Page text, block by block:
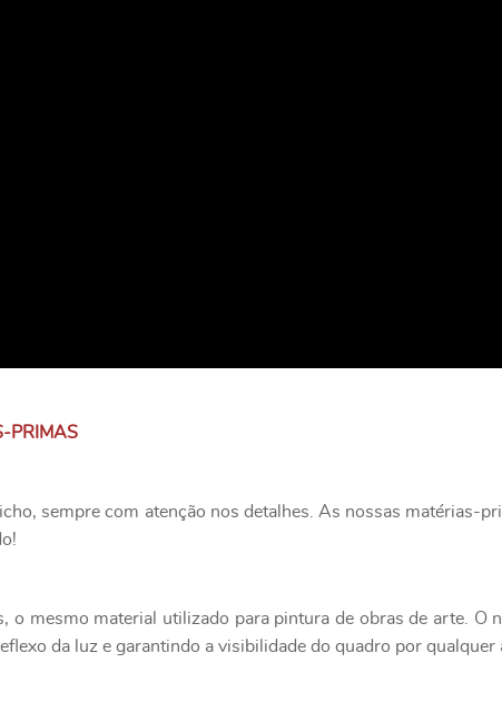
PRIMAS
sempre com atenção nos detalhes. As nossas matérias-
o mesmo material utilizado para pintura de obras de arte.
da luz e garantindo a visibilidade do quadro por qualquer